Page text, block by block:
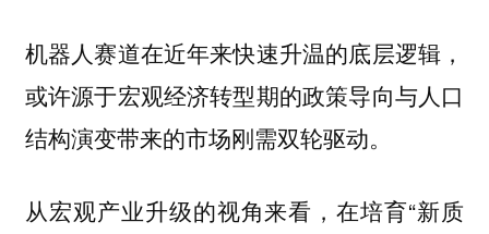
机器人赛道在近年来快速升温的底层逻辑，
或许源于宏观经济转型期的政策导向与人口
结构演变带来的市场刚需双轮驱动。
从宏观产业升级的视角来看，在培育“新质